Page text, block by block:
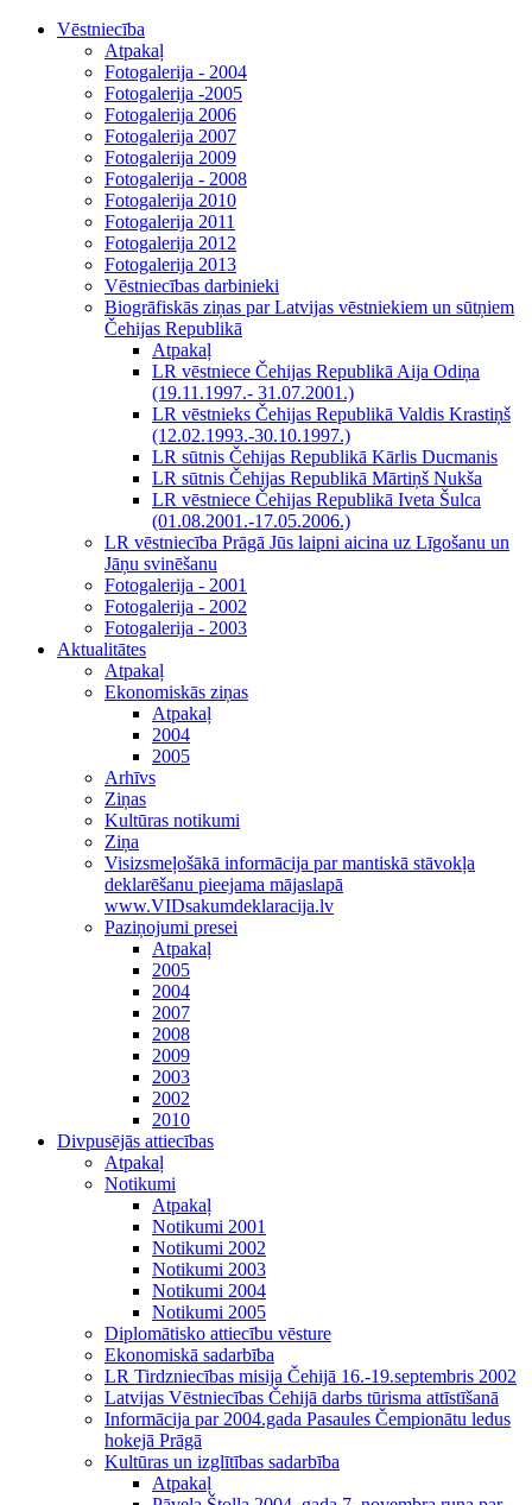
Vēstniecība
Atpakaļ
Fotogalerija - 2004
Fotogalerija -2005
Fotogalerija 2006
Fotogalerija 2007
Fotogalerija 2009
Fotogalerija - 2008
Fotogalerija 2010
Fotogalerija 2011
Fotogalerija 2012
Fotogalerija 2013
Vēstniecības darbinieki
Biogrāfiskās ziņas par Latvijas vēstniekiem un sūtņiem
Čehijas Republikā
Atpakaļ
LR vēstniece Čehijas Republikā Aija Odiņa
(19.11.1997.- 31.07.2001.)
LR vēstnieks Čehijas Republikā Valdis Krastiņš
(12.02.1993.-30.10.1997.)
LR sūtnis Čehijas Republikā Kārlis Ducmanis
LR sūtnis Čehijas Republikā Mārtiņš Nukša
LR vēstniece Čehijas Republikā Iveta Šulca
(01.08.2001.-17.05.2006.)
LR vēstniecība Prāgā Jūs laipni aicina uz Līgošanu un
Jāņu svinēšanu
Fotogalerija - 2001
Fotogalerija - 2002
Fotogalerija - 2003
Aktualitātes
Atpakaļ
Ekonomiskās ziņas
Atpakaļ
2004
2005
Arhīvs
Ziņas
Kultūras notikumi
Ziņa
Visizsmeļošākā informācija par mantiskā stāvokļa
deklarēšanu pieejama mājaslapā
www.VIDsakumdeklaracija.lv
Paziņojumi presei
Atpakaļ
2005
2004
2007
2008
2009
2003
2002
2010
Divpusējās attiecības
Atpakaļ
Notikumi
Atpakaļ
Notikumi 2001
Notikumi 2002
Notikumi 2003
Notikumi 2004
Notikumi 2005
Diplomātisko attiecību vēsture
Ekonomiskā sadarbība
LR Tirdzniecības misija Čehijā 16.-19.septembris 2002
Latvijas Vēstniecības Čehijā darbs tūrisma attīstīšanā
Informācija par 2004.gada Pasaules Čempionātu ledus
hokejā Prāgā
Kultūras un izglītības sadarbība
Atpakaļ